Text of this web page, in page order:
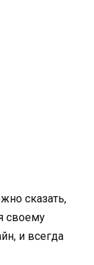
сказать,
своему
и всегда